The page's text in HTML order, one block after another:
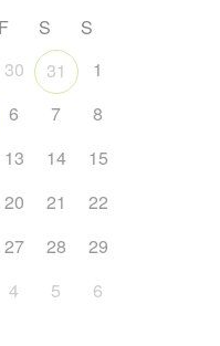
F S
S
30 31
1
6 7
8
13 14
15
20 21
22
27 28
29
4 5 6